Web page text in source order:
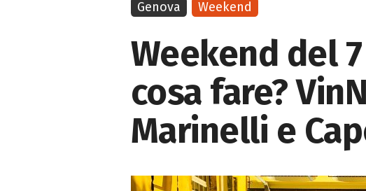
Weekend del
cosa fare?
Marinelli e
Genova Weekend